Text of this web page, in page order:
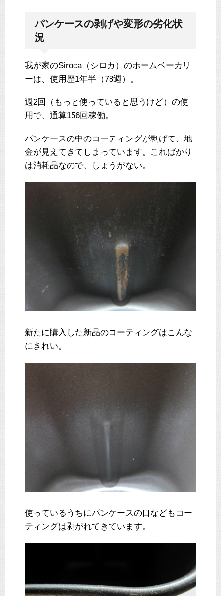
パンケースの剥げや変形の劣化状
況
我が家のSiroca（シロカ）のホームベーカリ
ーは、使用歴1年半（78週）。
週2回（もっと使っていると思うけど）の使
用で、通算156回稼働。
パンケースの中のコーティングが剥げて、地
金が見えてきてしまっています。こればかり
は消耗品なので、しょうがない。
新たに購入した新品のコーティングはこんな
にきれい。
使っているうちにパンケースの口などもコー
ティングは剥がれてきています。